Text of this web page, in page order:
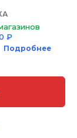
₽
Подробнее